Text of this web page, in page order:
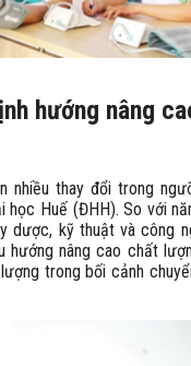
hướng nâng
nhiều thay đổi trong
Huế (ĐHH). So với
dược, kỹ thuật và công
nâng cao chất
trong bối cảnh